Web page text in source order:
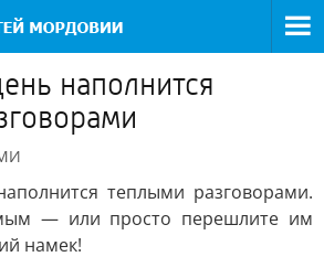
наполнится
теплыми разговорами.
— или просто перешлите им
намек!